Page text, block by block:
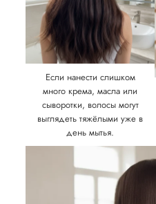
Если нанести слишком
много крема, масла или
сыворотки, волосы могут
выглядеть тяжёлыми уже в
день мытья.